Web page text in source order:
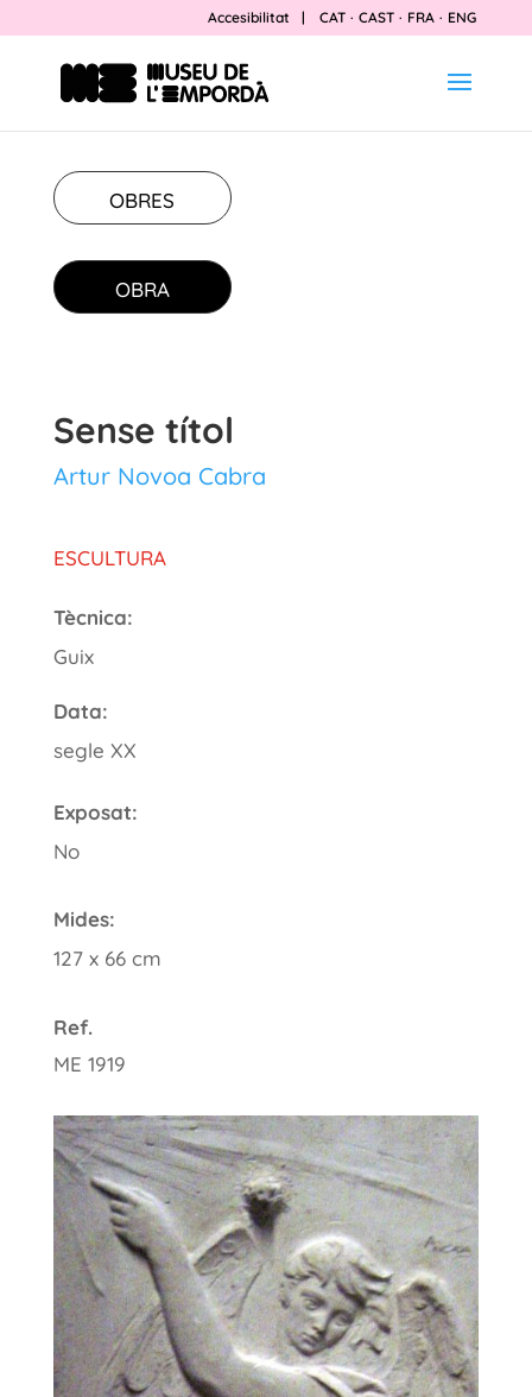
Accesibilitat | CAT · CAST · FRA · ENG
OBRES
OBRA
Sense títol
Artur Novoa Cabra
ESCULTURA
Tècnica:
Guix
Data:
segle XX
Exposat:
No
Mides:
127 x 66 cm
Ref.
ME 1919